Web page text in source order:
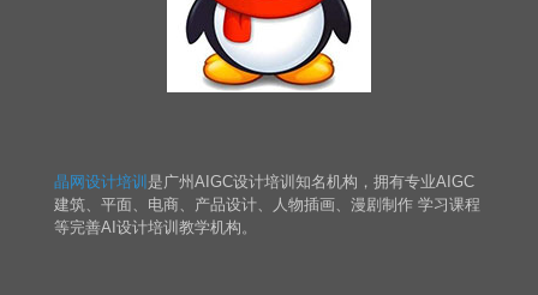
晶网设计培训 是广州AIGC设计培训知名机构，拥有专业AIGC
建筑、平面、电商、产品设计、人物插画、漫剧制作 学习课程
等完善AI设计培训教学机构。